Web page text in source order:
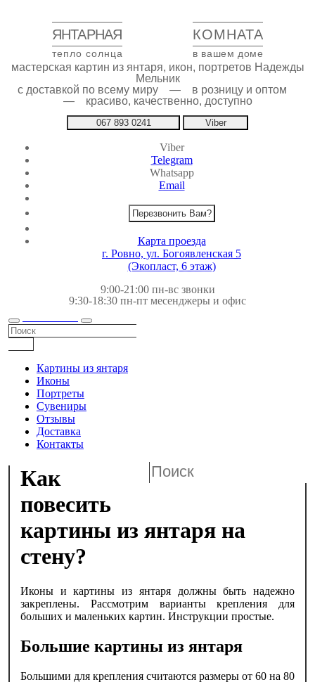
ЯНТАРНАЯ КОМНАТА
тепло солнца в вашем доме
мастерская картин из янтаря, икон, портретов Надежды
Мельник
с доставкой по всему миру — в розницу и оптом
— красиво, качественно, доступно
067 893 0241 Viber
Viber
Telegram
Whatsapp
Email
Перезвонить Вам?
Карта проезда
г. Ровно, ул. Богоявленская 5
(Экопласт, 6 этаж)
9:00-21:00 пн-вс звонки
9:30-18:30 пн-пт месенджеры и офис
Картины из янтаря
Иконы
Портреты
Сувениры
Отзывы
Доставка
Контакты
Как
повесить
картины из янтаря на
стену?
Иконы и картины из янтаря должны быть надежно
закреплены. Рассмотрим варианты крепления для
больших и маленьких картин. Инструкции простые.
Большие картины из янтаря
Большими для крепления считаются размеры от 60 на 80